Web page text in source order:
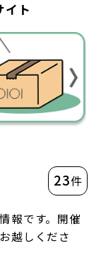
イト
23件
報です。開催
越しくださ